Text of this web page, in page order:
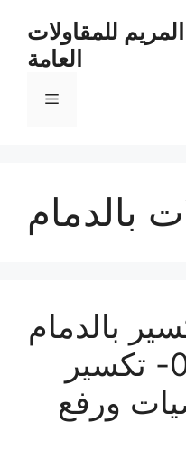
للمقاولات
العامة
بالدمام
بالدمام
| 0547879578- تكسير
ورفع